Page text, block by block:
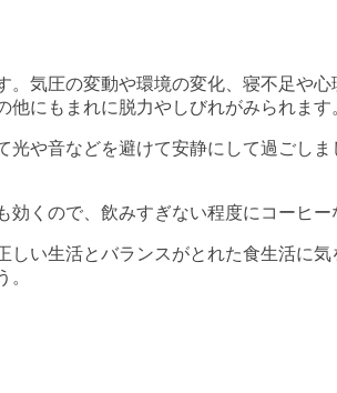
気圧の変動や環境の変化、寝不足や
にもまれに脱力やしびれがみられます
や音などを避けて安静にして過ごし
くので、飲みすぎない程度にコーヒー
い生活とバランスがとれた食生活に
。